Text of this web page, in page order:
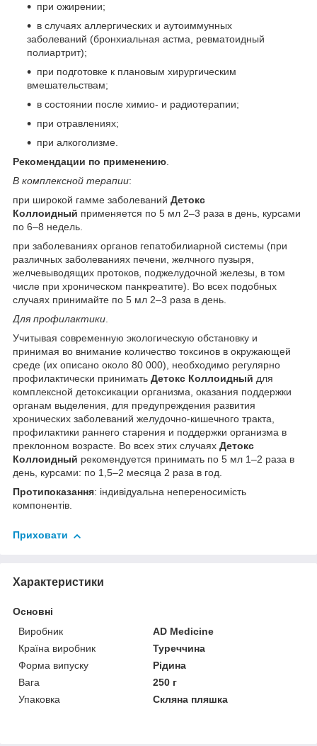
при ожирении;
в случаях аллергических и аутоиммунных
заболеваний (бронхиальная астма, ревматоидный
полиартрит);
при подготовке к плановым хирургическим
вмешательствам;
в состоянии после химио- и радиотерапии;
при отравлениях;
при алкоголизме.
Рекомендации по применению.
В комплексной терапии:
при широкой гамме заболеваний Детокс
Коллоидный применяется по 5 мл 2–3 раза в день, курсами
по 6–8 недель.
при заболеваниях органов гепатобилиарной системы (при
различных заболеваниях печени, желчного пузыря,
желчевыводящих протоков, поджелудочной железы, в том
числе при хроническом панкреатите). Во всех подобных
случаях принимайте по 5 мл 2–3 раза в день.
Для профилактики.
Учитывая современную экологическую обстановку и
принимая во внимание количество токсинов в окружающей
среде (их описано около 80 000), необходимо регулярно
профилактически принимать Детокс Коллоидный для
комплексной детоксикации организма, оказания поддержки
органам выделения, для предупреждения развития
хронических заболеваний желудочно-кишечного тракта,
профилактики раннего старения и поддержки организма в
преклонном возрасте. Во всех этих случаях Детокс
Коллоидный рекомендуется принимать по 5 мл 1–2 раза в
день, курсами: по 1,5–2 месяца 2 раза в год.
Протипоказання: індивідуальна непереносимість
компонентів.
Приховати
Характеристики
Основні
Виробник
AD Medicine
Країна виробник
Туреччина
Форма випуску
Рідина
Вага
250 г
Упаковка
Скляна пляшка